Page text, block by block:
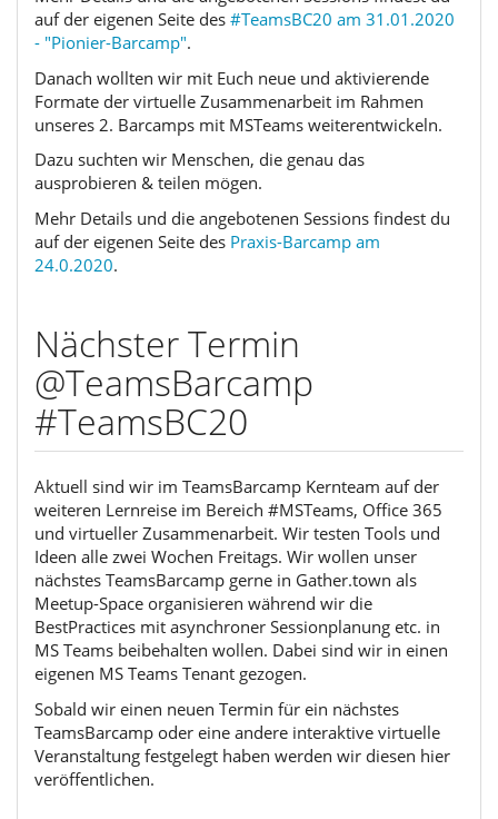
auf der eigenen Seite des #TeamsBC20 am 31.01.2020
- "Pionier-Barcamp".
Danach wollten wir mit Euch neue und aktivierende
Formate der virtuelle Zusammenarbeit im Rahmen
unseres 2. Barcamps mit MSTeams weiterentwickeln.
Dazu suchten wir Menschen, die genau das
ausprobieren & teilen mögen.
Mehr Details und die angebotenen Sessions findest du
auf der eigenen Seite des Praxis-Barcamp am
24.0.2020.
Nächster Termin
@TeamsBarcamp
#TeamsBC20
Aktuell sind wir im TeamsBarcamp Kernteam auf der
weiteren Lernreise im Bereich #MSTeams, Office 365
und virtueller Zusammenarbeit. Wir testen Tools und
Ideen alle zwei Wochen Freitags. Wir wollen unser
nächstes TeamsBarcamp gerne in Gather.town als
Meetup-Space organisieren während wir die
BestPractices mit asynchroner Sessionplanung etc. in
MS Teams beibehalten wollen. Dabei sind wir in einen
eigenen MS Teams Tenant gezogen.
Sobald wir einen neuen Termin für ein nächstes
TeamsBarcamp oder eine andere interaktive virtuelle
Veranstaltung festgelegt haben werden wir diesen hier
veröffentlichen.